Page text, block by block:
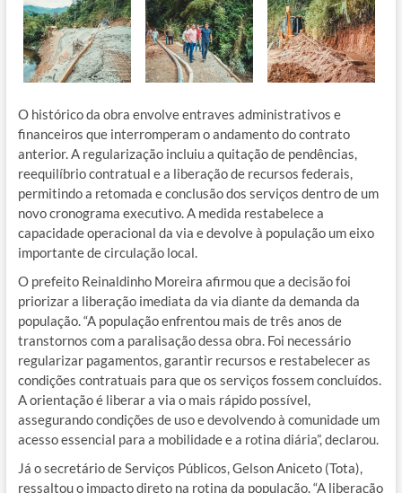
O histórico da obra envolve entraves administrativos e
financeiros que interromperam o andamento do contrato
anterior. A regularização incluiu a quitação de pendências,
reequilíbrio contratual e a liberação de recursos federais,
permitindo a retomada e conclusão dos serviços dentro de um
novo cronograma executivo. A medida restabelece a
capacidade operacional da via e devolve à população um eixo
importante de circulação local.
O prefeito Reinaldinho Moreira afirmou que a decisão foi
priorizar a liberação imediata da via diante da demanda da
população. “A população enfrentou mais de três anos de
transtornos com a paralisação dessa obra. Foi necessário
regularizar pagamentos, garantir recursos e restabelecer as
condições contratuais para que os serviços fossem concluídos.
A orientação é liberar a via o mais rápido possível,
assegurando condições de uso e devolvendo à comunidade um
acesso essencial para a mobilidade e a rotina diária”, declarou.
Já o secretário de Serviços Públicos, Gelson Aniceto (Tota),
ressaltou o impacto direto na rotina da população. “A liberação